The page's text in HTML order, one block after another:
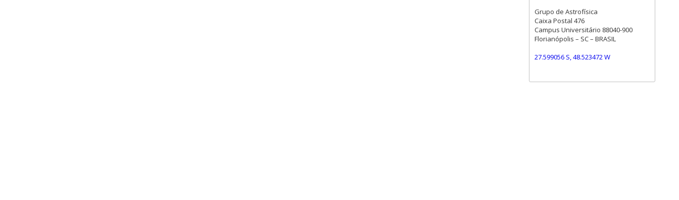
Grupo de Astrofísica
Caixa Postal 476
Campus Universitário 88040-900
Florianópolis – SC – BRASIL
27.599056 S, 48.523472 W